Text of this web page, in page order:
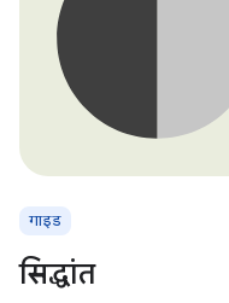
गाइड
सिद्धांत